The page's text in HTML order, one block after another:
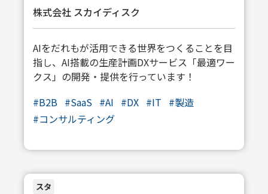
株式会社 スカイディスク
AIをだれもが活用できる世界をつくることを目
指し、AI搭載の生産計画DXサービス「最適ワー
クス」の開発・提供を行っています！
#B2B #SaaS #AI #DX #IT #製造
#コンサルティング
スタ